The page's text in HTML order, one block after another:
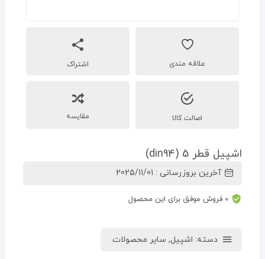
اشتراک
اصالت کالا مقایسه
اشپیل قطر 5 (din94)
آخرین بروزرسانی : 2025/11/01
0 فروش موفق برای این محصول
دسته: اشپیل, سایر محصولات